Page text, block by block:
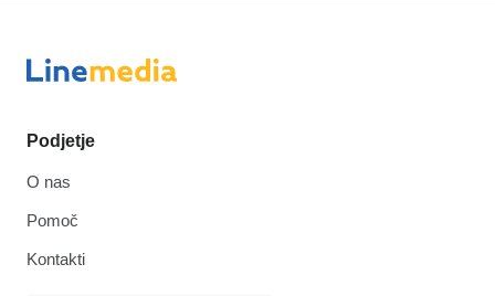
Podjetje
O nas
Pomoč
Kontakti